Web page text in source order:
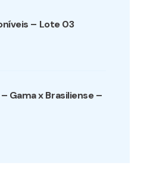
– Lote 03
Gama x Brasiliense –